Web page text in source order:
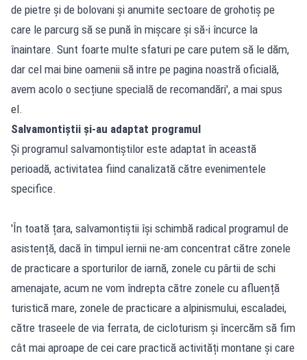
de pietre și de bolovani și anumite sectoare de grohotiș pe
care le parcurg să se pună în mișcare și să-i încurce la
înaintare. Sunt foarte multe sfaturi pe care putem să le dăm,
dar cel mai bine oamenii să intre pe pagina noastră oficială,
avem acolo o secțiune specială de recomandări', a mai spus
el.
Salvamontiștii și-au adaptat programul
Și programul salvamontiștilor este adaptat în această
perioadă, activitatea fiind canalizată către evenimentele
specifice.
'În toată țara, salvamontiștii își schimbă radical programul de
asistență, dacă în timpul iernii ne-am concentrat către zonele
de practicare a sporturilor de iarnă, zonele cu pârtii de schi
amenajate, acum ne vom îndrepta către zonele cu afluență
turistică mare, zonele de practicare a alpinismului, escaladei,
către traseele de via ferrata, de cicloturism și încercăm să fim
cât mai aproape de cei care practică activități montane și care